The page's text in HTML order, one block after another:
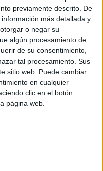
previamente descrito. De
más detallada y
o negar su
algún procesamiento de
de su consentimiento,
tal procesamiento. Sus
sitio web. Puede cambiar
en cualquier
clic en el botón
página web.
por un muro
del Desnarigado.
no era arbitraria. “Esta
por este
los ataques de los
esta ciudad a lo largo